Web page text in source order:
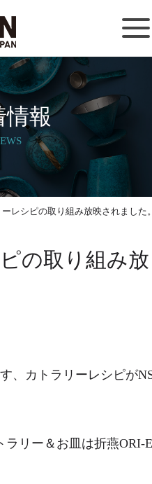
情報
ーレシピの取り組み放映されました
の取り組み放
、カトラリーレシピが
ラリー＆お皿は折燕ORI-